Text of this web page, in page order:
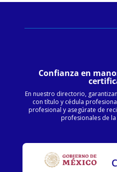
Confianza en
En nuestro directorio,
con título y cédula
profesional y asegúrate de
profesionales de